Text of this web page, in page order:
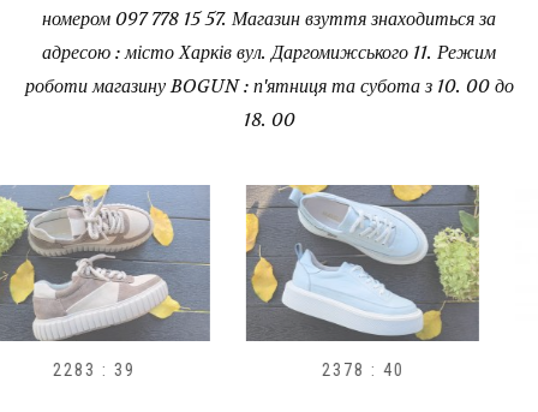
номером 097 778 15 57. Магазин взуття знаходиться за
адресою : місто Харків вул. Даргомижського 11. Режим
роботи магазину BOGUN : п'ятниця та субота з 10. 00 до
18. 00
2378 : 40 H1